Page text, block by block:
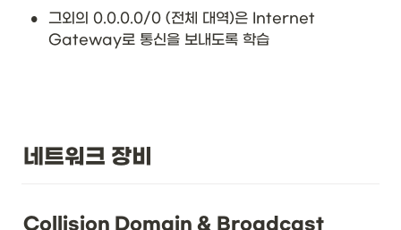
•
그외의 0.0.0.0/0 (전체 대역)은 Internet
Gateway로 통신을 보내도록 학습
네트워크 장비
Collision Domain & Broadcast